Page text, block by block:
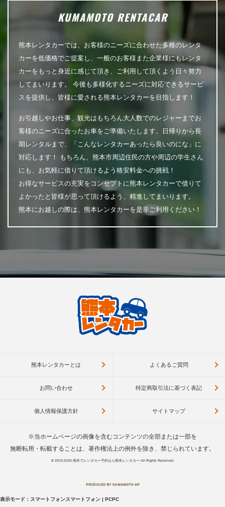
KUMAMOTO RENTACAR
熊本レンタカーでは、お客様のニーズに合わせた多種のレンタ
カーを低価格でご提案し、一般のお客様また企業様にもレンタ
カーをもっと身近に感じて頂き、ご利用して頂くよう日々努力
してまいります。 今後も多様化するニーズに対応できるサービ
スを提供し、皆様に愛される熊本レンタカーを目指します！
お引越しやお仕事、観光はもちろん大人数でのレジャーまでお
客様のニーズに合ったお車をご準備いたします。日帰りから長
期レンタルまで、「こんなレンタカーあったら良いのにな」に
対応します！ もちろん、熊本市周辺住民の方や周辺の学生さん
にも、お気軽に借りて頂けるよう格安料金への挑戦！
お得なサービスの充実をコンセプトに熊本レンタカーで借りて
よかったと皆様が思って頂けるよう、精進してまいります。
熊本にお越しの際は、熊本レンタカーを是非ご利用ください！
熊本レンタカーとは よくあるご質問
お問い合わせ 特定商取引法に基づく表記
個人情報保護方針 サイトマップ
※当ホームページの画像を含むコンテンツの全部または一部を
無断転用・転載することは、著作権法上の例外を除き、禁じられています。
© 2019-2026 熊本でレンタカー予約なら熊本レンタカーAll Rights Reserved.
表示モード： スマートフォンスマートフォン | PCPC